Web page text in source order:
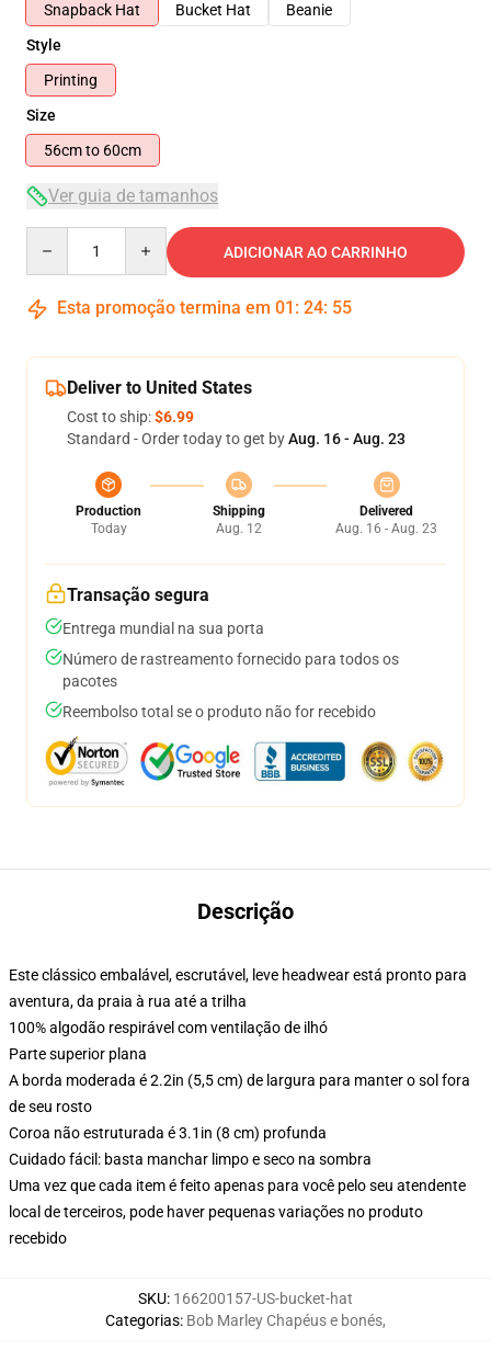
Snapback Hat
Bucket Hat
Beanie
Style
Printing
Size
56cm to 60cm
Ver guia de tamanhos
ADICIONAR AO CARRINHO
Esta promoção termina em 01 : 24: 55
Deliver to United States
Cost to ship:$6.99
Standard - Order today to get byAug. 16 - Aug. 23
Production
Today
Shipping
Aug. 12
Delivered
Aug. 16 - Aug. 23
Transação segura
Entrega mundial na sua porta
Número de rastreamento fornecido para todos os
pacotes
Reembolso total se o produto não for recebido
Descrição
Este clássico embalável, escrutável, leve headwear está pronto para
aventura, da praia à rua até a trilha
100% algodão respirável com ventilação de ilhó
Parte superior plana
A borda moderada é 2.2in (5,5 cm) de largura para manter o sol fora
de seu rosto
Coroa não estruturada é 3.1in (8 cm) profunda
Cuidado fácil: basta manchar limpo e seco na sombra
Uma vez que cada item é feito apenas para você pelo seu atendente
local de terceiros, pode haver pequenas variações no produto
recebido
SKU: 166200157-US-bucket-hat
Categorias: Bob Marley Chapéus e bonés,